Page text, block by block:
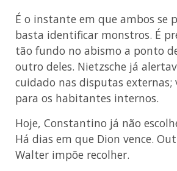
É o instante em que ambos se
basta identificar monstros. É
tão fundo no abismo a ponto
outro deles. Nietzsche já
cuidado nas disputas
para os habitantes internos.
Hoje, Constantino já não
Há dias em que Dion vence.
Walter impõe recolher.